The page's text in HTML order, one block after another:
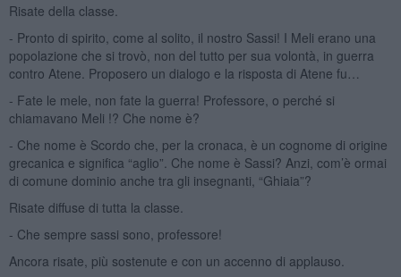
Risate della classe.
- Pronto di spirito, come al solito, il nostro Sassi! I Meli erano una
popolazione che si trovò, non del tutto per sua volontà, in guerra
contro Atene. Proposero un dialogo e la risposta di Atene fu…
- Fate le mele, non fate la guerra! Professore, o perché si
chiamavano Meli !? Che nome è?
- Che nome è Scordo che, per la cronaca, è un cognome di origine
grecanica e significa “aglio”. Che nome è Sassi? Anzi, com’è ormai
di comune dominio anche tra gli insegnanti, “Ghiaia”?
Risate diffuse di tutta la classe.
- Che sempre sassi sono, professore!
Ancora risate, più sostenute e con un accenno di applauso.